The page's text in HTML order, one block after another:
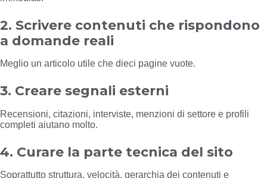
2. Scrivere contenuti che rispondono
a domande reali
Meglio un articolo utile che dieci pagine vuote.
3. Creare segnali esterni
Recensioni, citazioni, interviste, menzioni di settore e profili
completi aiutano molto.
4. Curare la parte tecnica del sito
Soprattutto struttura, velocità, gerarchia dei contenuti e